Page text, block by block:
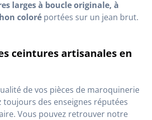
larges à boucle originale, à
coloré portées sur un jean brut.
ceintures artisanales en
de vos pièces de maroquinerie
toujours des enseignes réputées
Vous pouvez retrouver notre